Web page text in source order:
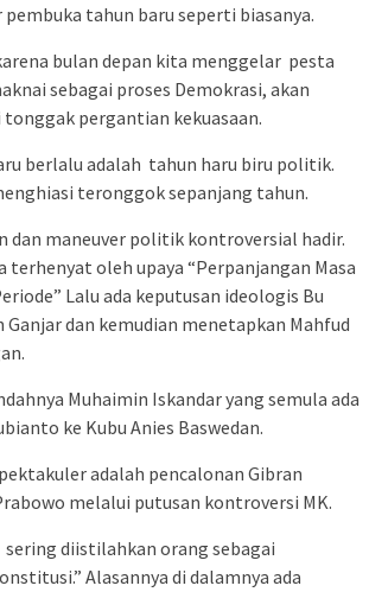
tahun baru seperti biasanya.
bulan depan kita menggelar pesta
sebagai proses Demokrasi, akan
pergantian kekuasaan.
berlalu adalah tahun haru biru politik.
teronggok sepanjang tahun.
dan maneuver politik kontroversial hadir.
terhenyat oleh upaya “Perpanjangan Masa
Lalu ada keputusan ideologis Bu
Ganjar dan kemudian menetapkan Mahfud
Muhaimin Iskandar yang semula ada
ke Kubu Anies Baswedan.
adalah pencalonan Gibran
melalui putusan kontroversi MK.
diistilahkan orang sebagai
Alasannya di dalamnya ada